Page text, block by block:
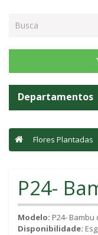
Departamentos
Flores Plantadas
P24-
Modelo: P24- Bambu
Disponibilidade: